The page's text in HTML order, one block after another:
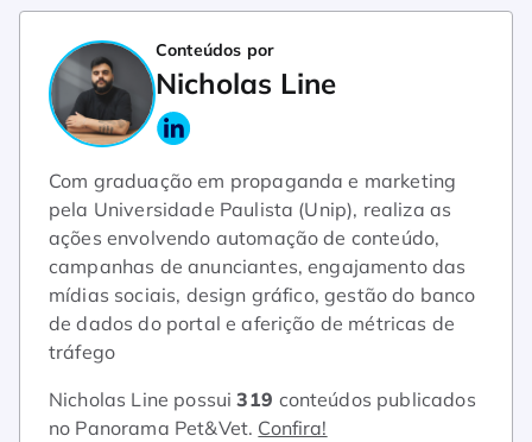
Conteúdos por
Nicholas Line
Com graduação em propaganda e marketing
pela Universidade Paulista (Unip), realiza as
ações envolvendo automação de conteúdo,
campanhas de anunciantes, engajamento das
mídias sociais, design gráfico, gestão do banco
de dados do portal e aferição de métricas de
tráfego
Nicholas Line possui319 conteúdos publicados
no Panorama Pet&Vet. Confira!